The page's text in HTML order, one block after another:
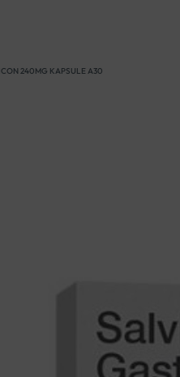
240MG KAPSULE A30